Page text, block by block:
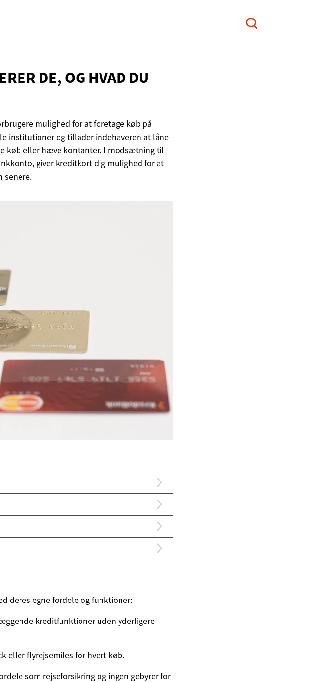
DE, OG HVAD DU
mulighed for at foretage køb på
institutioner og tillader indehaveren at låne
køb eller hæve kontanter. I modsætning til
giver kreditkort dig mulighed for at
senere.
deres egne fordele og funktioner:
kreditfunktioner uden yderligere
eller flyrejsemiles for hvert køb.
som rejseforsikring og ingen gebyrer for